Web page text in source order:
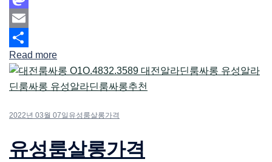
Mastodon
Email
Share
Read more
2022년 03월 07일 유성룸살롱가격
유성룸살롱가격